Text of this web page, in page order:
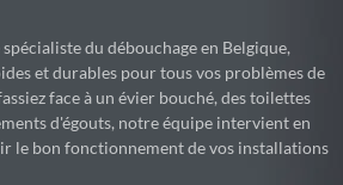
du débouchage en Belgique,
et durables pour tous vos problèmes de
face à un évier bouché, des toilettes
d'égouts, notre équipe intervient en
le bon fonctionnement de vos installations